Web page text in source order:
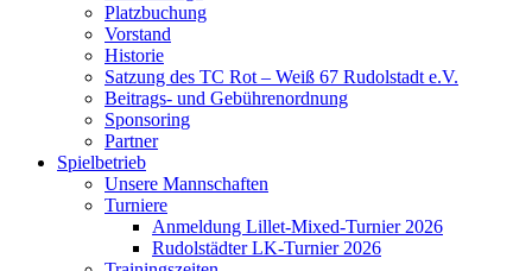
Platzbuchung
Vorstand
Historie
Satzung des TC Rot – Weiß 67 Rudolstadt e.V.
Beitrags- und Gebührenordnung
Sponsoring
Partner
Spielbetrieb
Unsere Mannschaften
Turniere
Anmeldung Lillet-Mixed-Turnier 2026
Rudolstädter LK-Turnier 2026